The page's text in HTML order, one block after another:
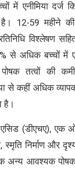
में एनीमिया दर्ज
है। 12-59 महीने
विश्लेषण
से अधिक बच्चों में
पोषक तत्वों की
से कहीं अधिक
है।
एसिड (डीएचए), एक
स्मृति निर्माण और
अन्य आवश्यक